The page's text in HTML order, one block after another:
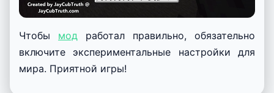
Чтобы мод работал правильно, обязательно
включите экспериментальные настройки для
мира. Приятной игры!